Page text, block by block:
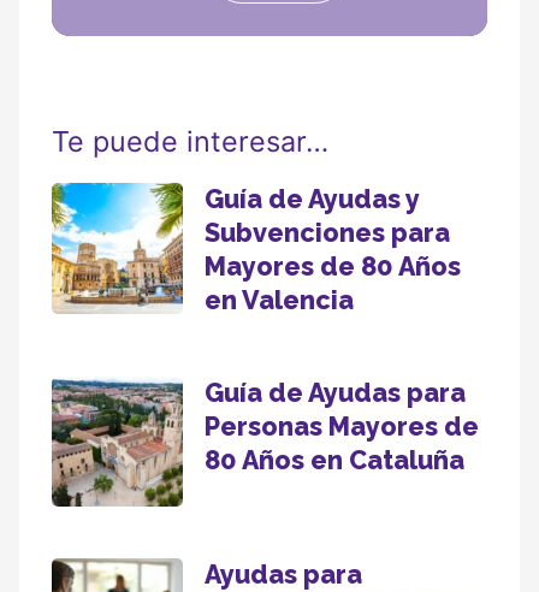
Te puede interesar…
Guía de Ayudas y
Subvenciones para
Mayores de 80 Años
en Valencia
Guía de Ayudas para
Personas Mayores de
80 Años en Cataluña
Ayudas para